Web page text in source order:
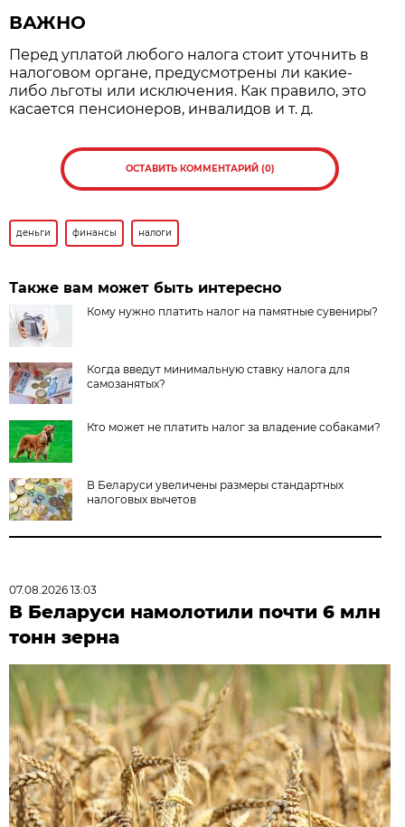
ВАЖНО
Перед уплатой любого налога стоит уточнить в
налоговом органе, предусмотрены ли какие-
либо льготы или исключения. Как правило, это
касается пенсионеров, инвалидов и т. д.
ОСТАВИТЬ КОММЕНТАРИЙ (0)
деньги финансы налоги
Также вам может быть интересно
Кому нужно платить налог на памятные сувениры?
Когда введут минимальную ставку налога для
самозанятых?
Кто может не платить налог за владение собаками?
В Беларуси увеличены размеры стандартных
налоговых вычетов
07.08.2026 13:03
В Беларуси намолотили почти 6 млн
тонн зерна